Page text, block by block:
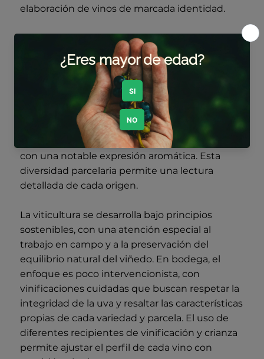
elaboración de vinos de marcada identidad.
El viñedo se extiende sobre una diversidad de
suelos típicos de la región, incluyendo
formaciones de sílex, arcillas y arenas, que
aportan complejidad y matices diferenciados a
los vinos. La influencia del clima atlántico, con
su moderada amplitud térmica y condiciones
de maduración progresiva, favorece el
desarrollo de perfiles frescos, equilibrados y
con una notable expresión aromática. Esta
diversidad parcelaria permite una lectura
detallada de cada origen.
La viticultura se desarrolla bajo principios
sostenibles, con una atención especial al
trabajo en campo y a la preservación del
equilibrio natural del viñedo. En bodega, el
enfoque es poco intervencionista, con
vinificaciones cuidadas que buscan respetar la
integridad de la uva y resaltar las características
propias de cada variedad y parcela. El uso de
diferentes recipientes de vinificación y crianza
permite ajustar el perfil de cada vino con